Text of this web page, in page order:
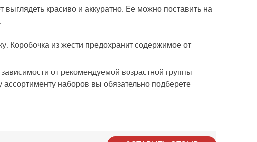
красиво и аккуратно. Ее можно поставить на
Коробочка из жести предохранит содержимое от
от рекомендуемой возрастной группы
наборов вы обязательно подберете